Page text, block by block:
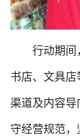
行动期间，
书店、文具
渠道及内容
守经营规范